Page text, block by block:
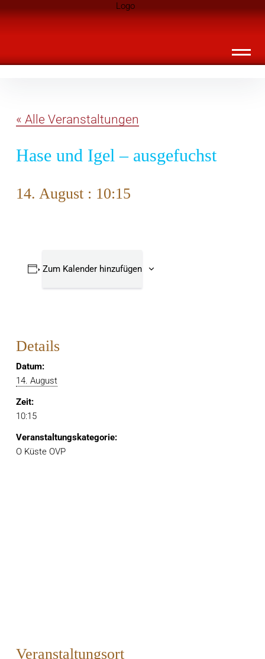
überspringen
Landknirpse – Die Zeitschrift für Leute
« Alle Veranstaltungen
Hase und Igel – ausgefuchst
14. August : 10:15
Zum Kalender hinzufügen
Details
Datum:
14. August
Zeit:
10:15
Veranstaltungskategorie:
O Küste OVP
Veranstaltungsort